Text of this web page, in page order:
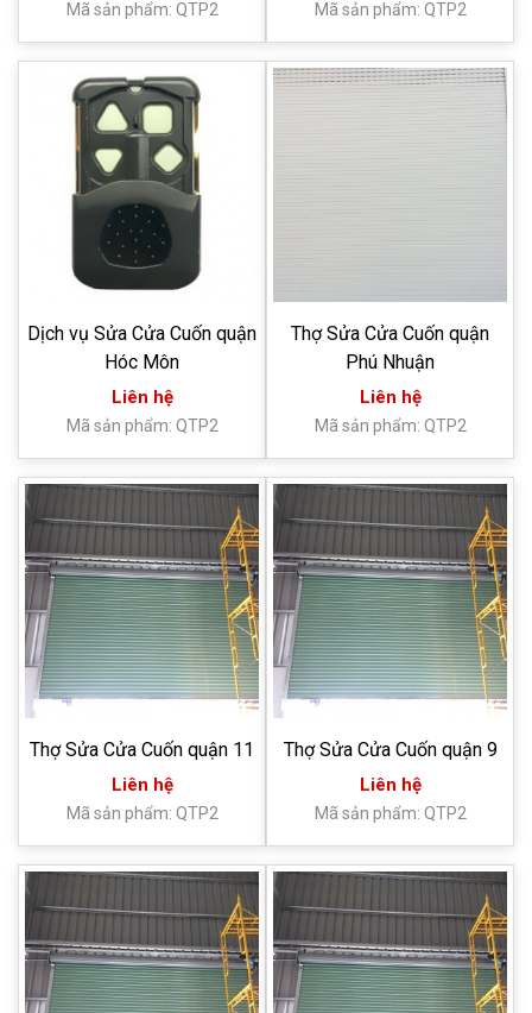
Mã sản phẩm: QTP2 Mã sản phẩm: QTP2
Dịch vụ Sửa Cửa Cuốn quận
Hóc Môn
Liên hệ
Mã sản phẩm: QTP2
Thợ Sửa Cửa Cuốn quận
Phú Nhuận
Liên hệ
Mã sản phẩm: QTP2
Thợ Sửa Cửa Cuốn quận 11
Liên hệ
Mã sản phẩm: QTP2
Thợ Sửa Cửa Cuốn quận 9
Liên hệ
Mã sản phẩm: QTP2